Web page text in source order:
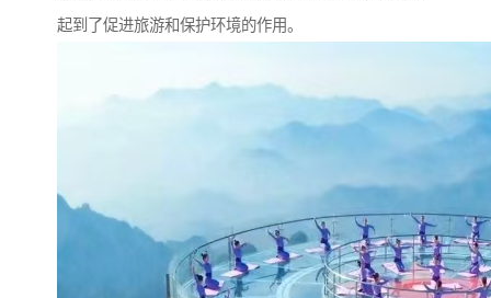
起到了促进旅游和保护环境的作用。